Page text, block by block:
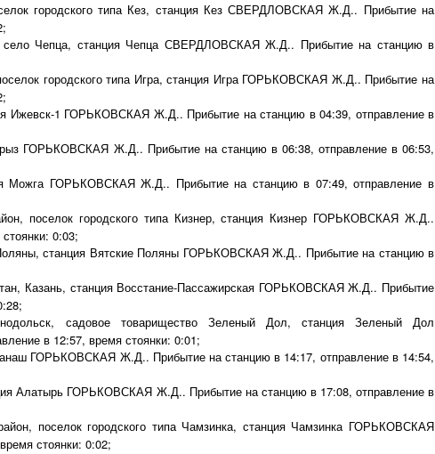
городского типа Кез, станция Кез СВЕРДЛОВСКАЯ Ж.Д.. Прибытие на
село Чепца, станция Чепца СВЕРДЛОВСКАЯ Ж.Д.. Прибытие на станцию в
городского типа Игра, станция Игра ГОРЬКОВСКАЯ Ж.Д.. Прибытие на
Ижевск-1 ГОРЬКОВСКАЯ Ж.Д.. Прибытие на станцию в 04:39, отправление в
ГОРЬКОВСКАЯ Ж.Д.. Прибытие на станцию в 06:38, отправление в 06:53,
Можга ГОРЬКОВСКАЯ Ж.Д.. Прибытие на станцию в 07:49, отправление в
поселок городского типа Кизнер, станция Кизнер ГОРЬКОВСКАЯ Ж.Д..
0:03;
станция Вятские Поляны ГОРЬКОВСКАЯ Ж.Д.. Прибытие на станцию в
Казань, станция Восстание-Пассажирская ГОРЬКОВСКАЯ Ж.Д.. Прибытие
садовое товарищество Зеленый Дол, станция Зеленый Дол
в 12:57, время стоянки: 0:01;
ГОРЬКОВСКАЯ Ж.Д.. Прибытие на станцию в 14:17, отправление в 14:54,
Алатырь ГОРЬКОВСКАЯ Ж.Д.. Прибытие на станцию в 17:08, отправление в
поселок городского типа Чамзинка, станция Чамзинка ГОРЬКОВСКАЯ
стоянки: 0:02;